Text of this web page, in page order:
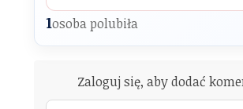
1osoba polubiła
Zaloguj się, aby dodać